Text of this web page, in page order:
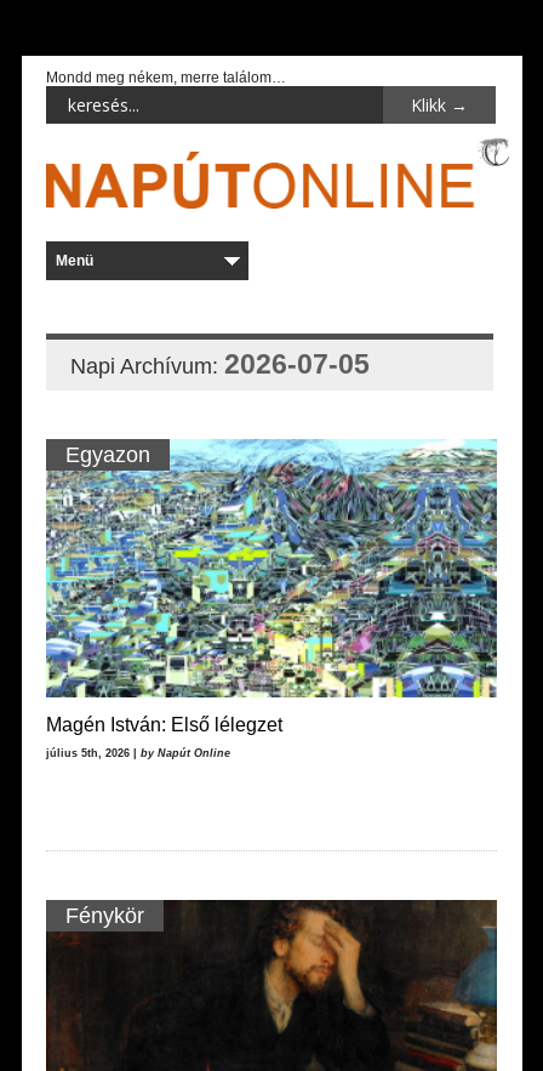
Mondd meg nékem, merre találom…
Napi Archívum: 2026-07-05
Egyazon
Magén István: Első lélegzet
július 5th, 2026 | by Napút Online
Fénykör